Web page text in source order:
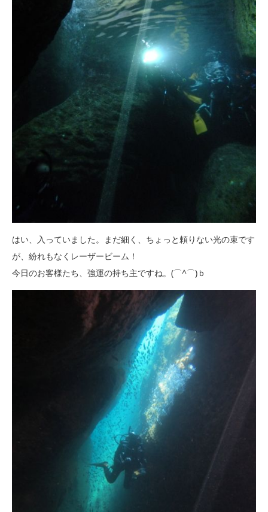
はい、入っていました。まだ細く、ちょっと頼りない光の束です
が、紛れもなくレーザービーム！
今日のお客様たち、強運の持ち主ですね。(⌒^⌒)ｂ